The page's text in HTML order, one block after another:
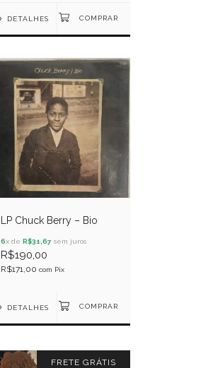
DETALHES
LP Chuck Berry – Bio
6x de R$31,67sem juros
R$190,00
R$171,00 com Pix
DETALHES
FRETE GRÁTIS